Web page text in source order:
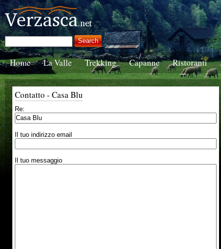
Home La Valle Trekking Capanne Ristoranti
Contatto - Casa Blu
Re:
Il tuo indirizzo email
Il tuo messaggio